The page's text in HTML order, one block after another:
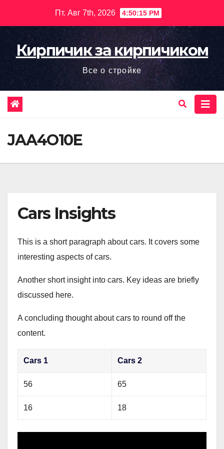
содержимому
Пт. Авг 7th, 2026 4:50:16 PM
Кирпичик за кирпичиком
Все о стройке
JAA4O10E
Cars Insights
This is a short paragraph about cars. It covers some
interesting aspects of cars.
Another short insight into cars. Key ideas are briefly
discussed here.
A concluding thought about cars to round off the
content.
Cars 1 Cars 2
56 65
16 18